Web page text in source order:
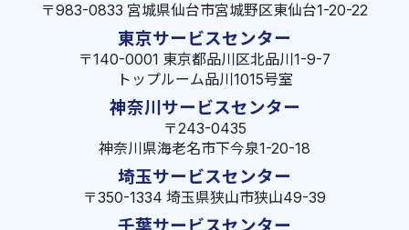
〒983-0833 宮城県仙台市宮城野区東仙台1-20-22
東京サービスセンター
〒140-0001 東京都品川区北品川1-9-7
トップルーム品川1015号室
神奈川サービスセンター
〒243-0435
神奈川県海老名市下今泉1-20-18
埼玉サービスセンター
〒350-1334 埼玉県狭山市狭山49-39
千葉サービスセンター